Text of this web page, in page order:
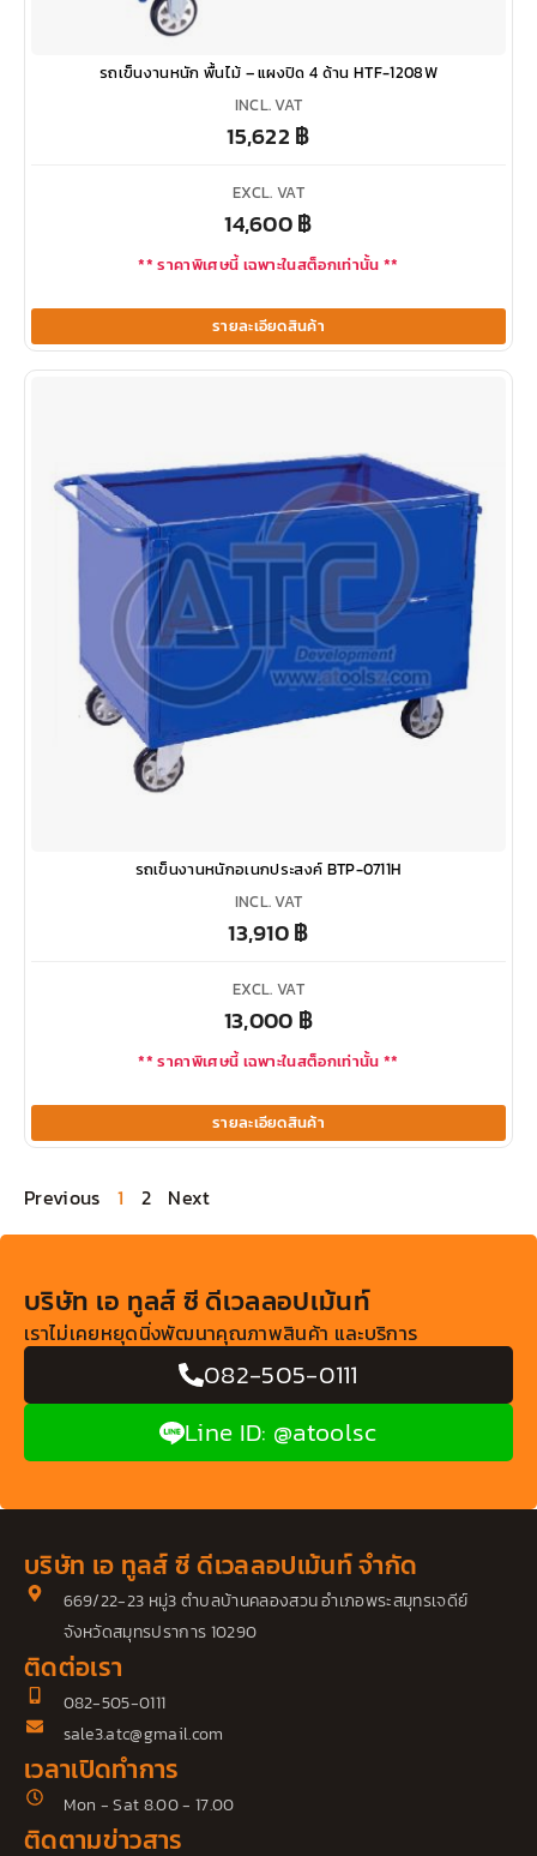
รถเข็นงานหนัก พื้นไม้ – แผงปิด 4 ด้าน HTF-1208W
INCL. VAT
15,622 ฿
EXCL. VAT
14,600฿
** ราคาพิเศษนี้ เฉพาะในสต็อกเท่านั้น **
รายละเอียดสินค้า
รถเข็นงานหนักอเนกประสงค์ BTP-0711H
INCL. VAT
13,910฿
EXCL. VAT
13,000 ฿
** ราคาพิเศษนี้ เฉพาะในสต็อกเท่านั้น **
รายละเอียดสินค้า
Previous 1 2 Next
บริษัท เอ ทูลส์ ซี ดีเวลลอปเม้นท์
เราไม่เคยหยุดนิ่งพัฒนาคุณภาพสินค้า และบริการ
082-505-0111
Line ID: @atoolsc
บริษัท เอ ทูลส์ ซี ดีเวลลอปเม้นท์ จำกัด
669/22-23 หมู่3 ตำบลบ้านคลองสวน อำเภอพระสมุทรเจดีย์
จังหวัดสมุทรปราการ 10290
ติดต่อเรา
082-505-0111
sale3.atc@gmail.com
เวลาเปิดทำการ
Mon - Sat 8.00 - 17.00
ติดตามข่าวสาร